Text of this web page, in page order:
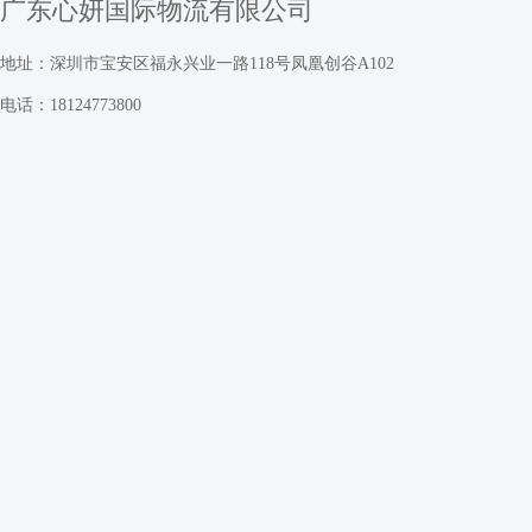
广东心妍国际物流有限公司
地址：深圳市宝安区福永兴业一路118号凤凰创谷A102
电话：18124773800